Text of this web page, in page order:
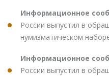
Информационное
России выпустил в
нумизматическом
Информационное
России выпустил в